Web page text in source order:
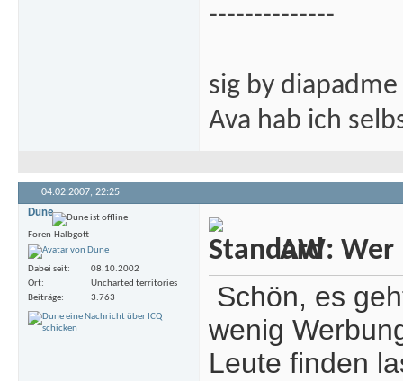
--------------
sig by
Ava hab ich
04.02.2007, 22:25
Dune
Foren-Halbgott
Dabei seit
08.10.2002
Ort
Uncharted territories
Beiträge
3.763
AW: Wer
Schön, es
wenig
Leute finden